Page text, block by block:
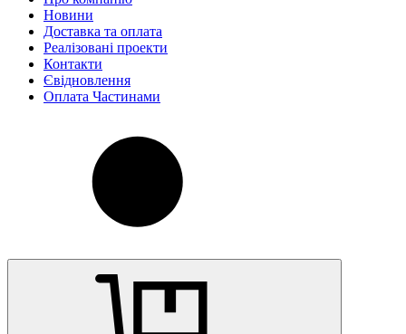
Новини
Доставка та оплата
Реалізовані проекти
Контакти
Євідновлення
Оплата Частинами